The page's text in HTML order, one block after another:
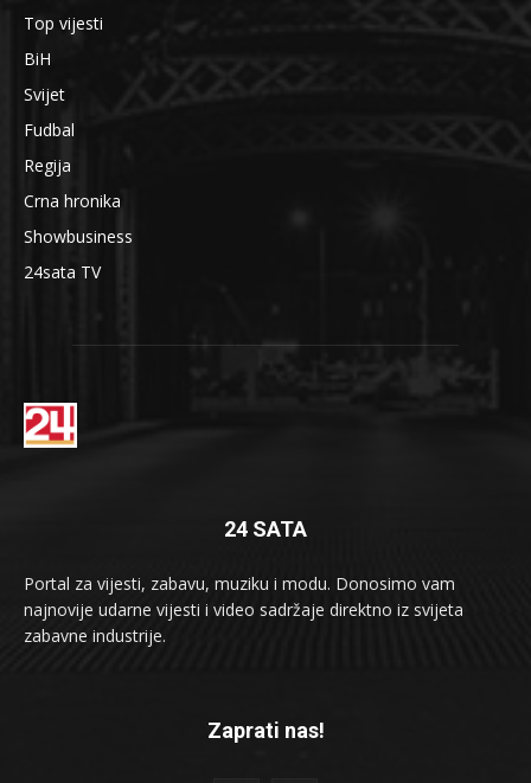
Top vijesti
BiH
Svijet
Fudbal
Regija
Crna hronika
Showbusiness
24sata TV
24 SATA
Portal za vijesti, zabavu, muziku i modu. Donosimo vam
najnovije udarne vijesti i video sadržaje direktno iz svijeta
zabavne industrije.
Zaprati nas!